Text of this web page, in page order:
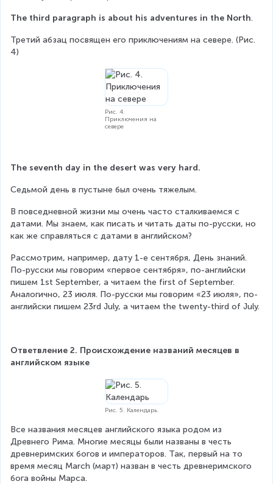
The third paragraph is about his adventures in the North.
Третий абзац посвящен его приключениям на севере. (Рис.
4)
Рис. 4.
Приключения на
севере
The seventh day in the desert was very hard.
Седьмой день в пустыне был очень тяжелым.
В повседневной жизни мы очень часто сталкиваемся с
датами. Мы знаем, как писать и читать даты по-русски, но
как же справляться с датами в английском?
Рассмотрим, например, дату 1-е сентября, День знаний.
По-русски мы говорим «первое сентября», по-английски
пишем 1st September, а читаем the first of September.
Аналогично, 23 июля. По-русски мы говорим «23 июля», по-
английски пишем 23rd July, а читаем the twenty-third of July.
Ответвление 2. Происхождение названий месяцев в
английском языке
Рис. 5. Календарь
Все названия месяцев английского языка родом из
Древнего Рима. Многие месяцы были названы в честь
древнеримских богов и императоров. Так, первый на то
время месяц March (март) назван в честь древнеримского
бога войны Марса.